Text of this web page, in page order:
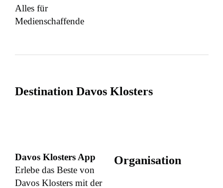
Alles für
Medienschaffende
Destination Davos Klosters
Davos Klosters App
Erlebe das Beste von
Davos Klosters mit der
Organisation